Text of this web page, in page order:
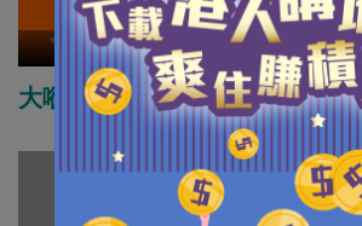
精選文章 作者
大嘥鬼行錯路 浪費固廢法案